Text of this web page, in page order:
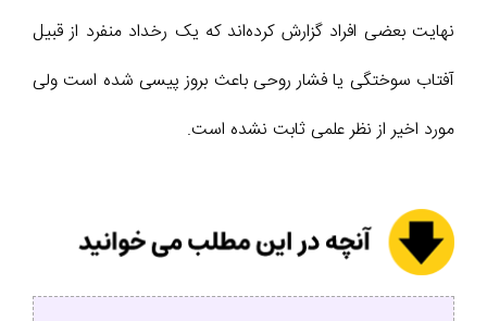
نهایت بعضی افراد گزارش کرده‌اند که یک رخداد منفرد از قبیل
آفتاب سوختگی یا فشار روحی باعث بروز پیسی شده است ولی
مورد اخیر از نظر علمی ثابت نشده‌ است.